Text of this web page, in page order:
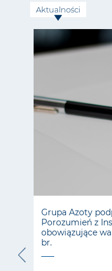
Aktualności
Grupa Azoty
Porozumień z
obowiązujące
br.